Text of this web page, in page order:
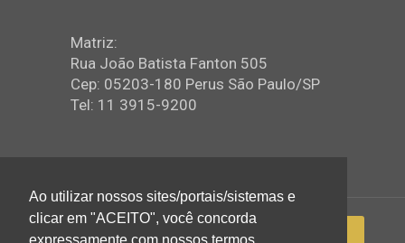
Matriz:
Rua João Batista Fanton 505
Cep: 05203-180 Perus São Paulo/SP
Tel: 11 3915-9200
Ao utilizar nossos sites/portais/sistemas e
clicar em "ACEITO", você concorda